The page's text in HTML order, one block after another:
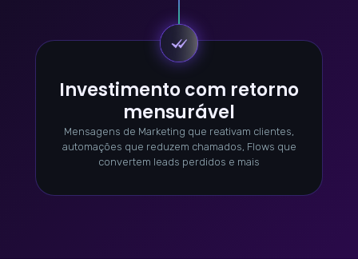
Investimento com retorno
mensurável
Mensagens de Marketing que reativam clientes,
automações que reduzem chamados, Flows que
convertem leads perdidos e mais